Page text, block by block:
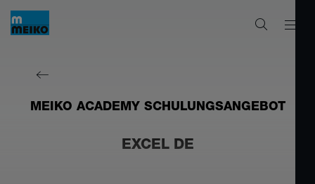
MEIKO ACADEMY SCHULUNGSANGEBOT
EXCEL DE